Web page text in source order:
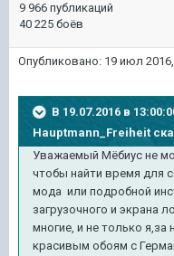
9 966 публикаций
40 225 боёв
Опубликовано: 19 июл
В 19.07.2016 в
Hauptmann_Freiheit
Уважаемый Мёбиус не
чтобы найти время для
мода или подробной
загрузочного и экрана
многие, и не только я,за
красивым обоям с